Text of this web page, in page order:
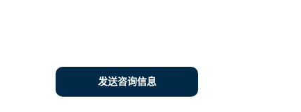
发送咨询信息